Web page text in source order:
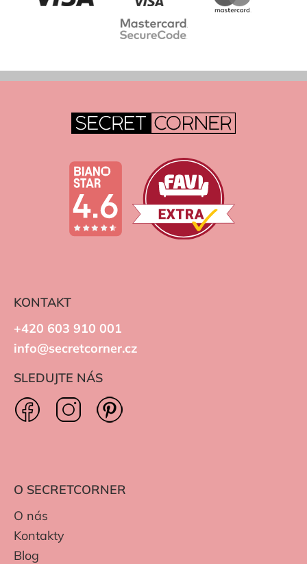
KONTAKT
+420 603 910 001
info@secretcorner.cz
SLEDUJTE NÁS
O SECRETCORNER
O nás
Kontakty
Blog